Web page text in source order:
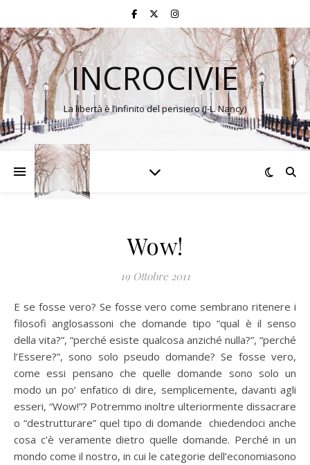
INCROCIVIE
La libertà è l’infinito del pensiero (J-L. Nancy)
Wow!
19 Ottobre 2011
E se fosse vero? Se fosse vero come sembrano ritenere i
filosofi anglosassoni che domande tipo “qual è il senso
della vita?”, “perché esiste qualcosa anziché nulla?”, “perché
l’Essere?”, sono solo pseudo domande? Se fosse vero,
come essi pensano che quelle domande sono solo un
modo un po’ enfatico di dire, semplicemente, davanti agli
esseri, “Wow!”? Potremmo inoltre ulteriormente dissacrare
o “destrutturare” quel tipo di domande chiedendoci anche
cosa c’è veramente dietro quelle domande. Perché in un
mondo come il nostro, in cui le categorie dell’economiasono